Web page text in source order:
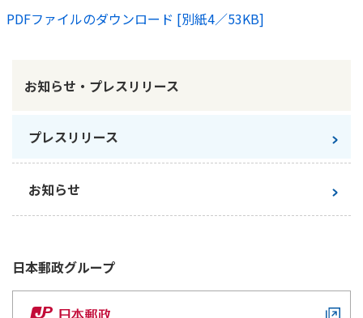
PDFファイルのダウンロード [別紙4／53KB]
お知らせ・プレスリリース
プレスリリース
お知らせ
日本郵政グループ